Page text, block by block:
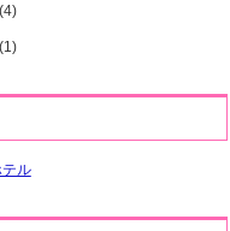
(4)
(1)
ル